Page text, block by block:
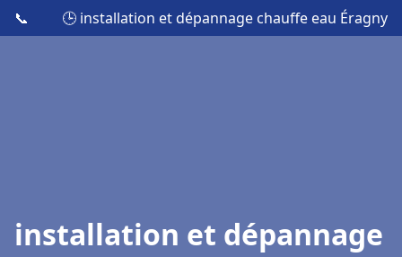
📞 🕒 installation et dépannage chauffe eau Éragny
installation et dépannage